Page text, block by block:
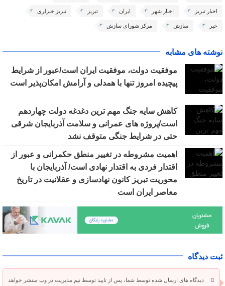
اخبار تبریز اخبار شهر ایران تبریز تبریز خبرلری
خبر سازش مرکز شورای سازش
نوشته های مشابه
موفقیت دولت، موفقیت ایران است/عبور از شرایط
پیچیده امروز تنها با همدلی و آرامش امکان‌پذیر است
کاهش سایه جنگ مهم ‌ترین دغدغه دولت چهاردهم
است/پروژه ‌های عمرانی و سلامت آذربایجان شرقی
حتی در شرایط جنگی متوقف نشد
اهمیت مشروطه در تغییر منطق حکمرانی و عبور از
اقتدار فردی به اقتدار نهادی است/ آذربایجان با
محوریت تبریز کانون نهادسازی و عقلانیت در تاریخ
معاصر ایران است
ثبت دیدگاه
دیدگاه های ارسال شده توسط شما، پس از تایید توسط تیم مدیریت در وب منتشر خواهد